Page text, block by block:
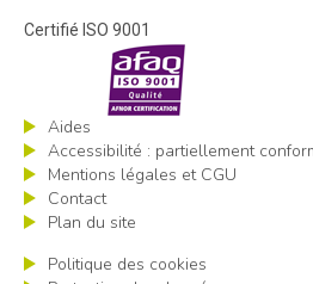
Certifié ISO 9001
Aides
Accessibilité : partiellement
Mentions légales et CGU
Contact
Plan du site
Politique des cookies